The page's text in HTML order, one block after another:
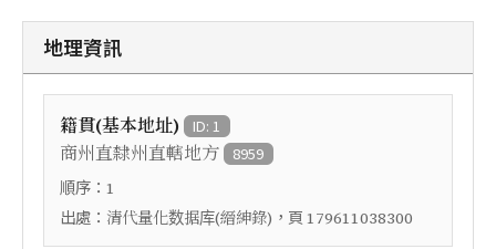
地理資訊
籍貫(基本地址) ID: 1
商州直隸州直轄地方 8959
順序： 1
出處： 清代量化数据库(縉紳錄) ，頁 179611038300